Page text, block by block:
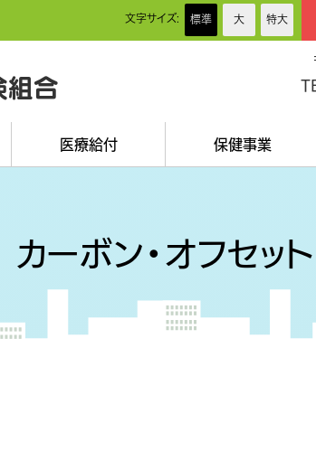
組合
文字サイズ: 標準 大 特大
医療給付 保健事業
カーボン・オフセット